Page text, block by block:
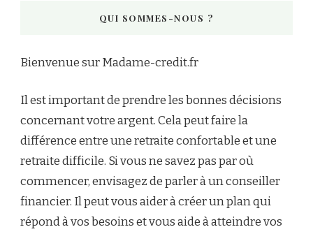
QUI SOMMES-NOUS ?
Bienvenue sur Madame-credit.fr
Il est important de prendre les bonnes décisions
concernant votre argent. Cela peut faire la
différence entre une retraite confortable et une
retraite difficile. Si vous ne savez pas par où
commencer, envisagez de parler à un conseiller
financier. Il peut vous aider à créer un plan qui
répond à vos besoins et vous aide à atteindre vos